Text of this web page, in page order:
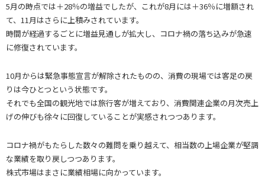
5月の時点では＋28％の増益でしたが、これが8月には＋36％に増額され
て、11月はさらに上積みされています。
時間が経過するごとに増益見通しが拡大し、コロナ禍の落ち込みが急速
に修復されています。
10月からは緊急事態宣言が解除されたものの、消費の現場では客足の戻
りは今ひとつという状態です。
それでも全国の観光地では旅行客が増えており、消費関連企業の月次売上
げの伸びも徐々に回復していることが実感されつつあります。
コロナ禍がもたらした数々の難問を乗り越えて、相当数の上場企業が堅調
な業績を取り戻しつつあります。
株式市場はまさに業績相場に向かっています。